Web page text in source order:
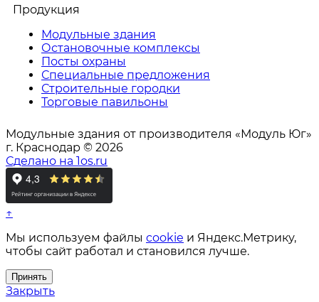
Продукция
Модульные здания
Остановочные комплексы
Посты охраны
Специальные предложения
Строительные городки
Торговые павильоны
Модульные здания от производителя «Модуль Юг»
г. Краснодар © 2026
Сделано на 1os.ru
↑
Мы используем файлы cookie и Яндекс.Метрику,
чтобы сайт работал и становился лучше.
Принять
Закрыть